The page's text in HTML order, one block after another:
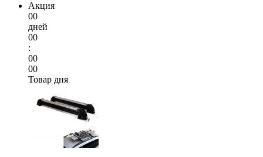
Акция
00
дней
00
:
00
00
Товар дня